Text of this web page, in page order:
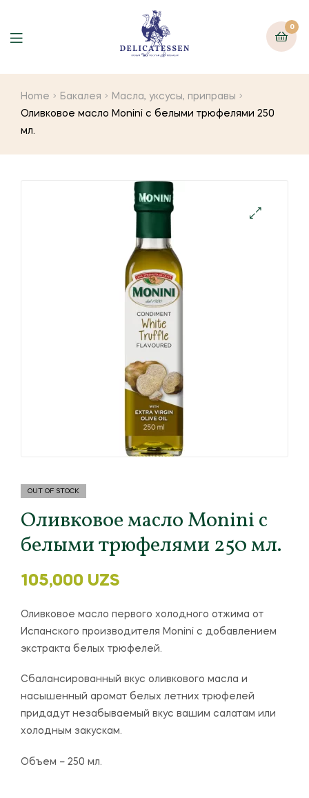
0
Home Бакалея
Масла, уксусы, приправы
Оливковое масло Monini с белыми трюфелями 250
мл.
OUT OF STOCK
Оливковое масло Monini с
белыми трюфелями 250 мл.
105,000 UZS
Оливковое масло первого холодного отжима от
Испанского производителя Monini с добавлением
экстракта белых трюфелей.
Сбалансированный вкус оливкового масла и
насышенный аромат белых летних трюфелей
придадут незабываемый вкус вашим салатам или
холодным закускам.
Объем – 250 мл.